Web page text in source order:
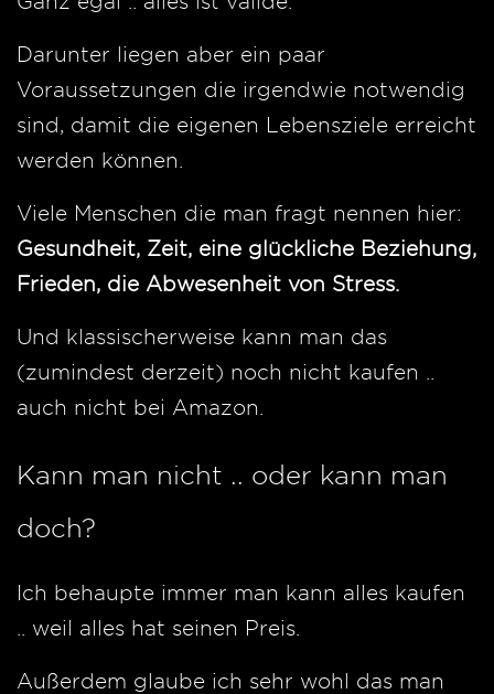
Darunter liegen aber ein paar
Voraussetzungen die irgendwie notwendig
sind, damit die eigenen Lebensziele erreicht
werden können.
Viele Menschen die man fragt nennen hier:
Gesundheit, Zeit, eine glückliche Beziehung,
Frieden, die Abwesenheit von Stress.
Und klassischerweise kann man das
(zumindest derzeit) noch nicht kaufen ..
auch nicht bei Amazon.
Kann man nicht .. oder kann man
doch?
Ich behaupte immer man kann alles kaufen
.. weil alles hat seinen Preis.
Außerdem glaube ich sehr wohl das man